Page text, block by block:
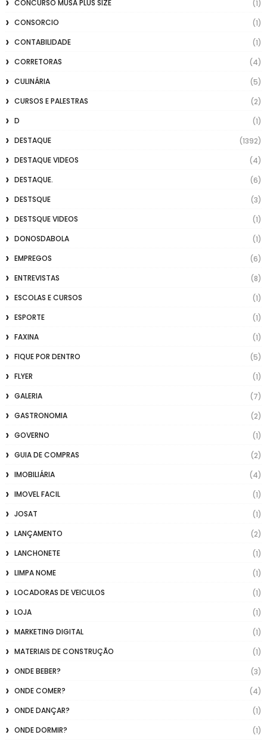
CONCURSO MUSA PLUS SIZE
(1)
CONSORCIO
(1)
CONTABILIDADE
(1)
CORRETORAS
(4)
CULINÁRIA
(5)
CURSOS E PALESTRAS
(2)
D
(1)
DESTAQUE
(1392)
DESTAQUE VIDEOS
(4)
DESTAQUE.
(6)
DESTSQUE
(3)
DESTSQUE VIDEOS
(1)
DONOSDABOLA
(1)
EMPREGOS
(6)
ENTREVISTAS
(8)
ESCOLAS E CURSOS
(1)
ESPORTE
(1)
FAXINA
(1)
FIQUE POR DENTRO
(5)
FLYER
(1)
GALERIA
(7)
GASTRONOMIA
(2)
GOVERNO
(1)
GUIA DE COMPRAS
(2)
IMOBILIÁRIA
(4)
IMOVEL FACIL
(1)
JOSAT
(1)
LANÇAMENTO
(2)
LANCHONETE
(1)
LIMPA NOME
(1)
LOCADORAS DE VEICULOS
(1)
LOJA
(1)
MARKETING DIGITAL
(1)
MATERIAIS DE CONSTRUÇÃO
(1)
ONDE BEBER?
(3)
ONDE COMER?
(4)
ONDE DANÇAR?
(1)
ONDE DORMIR?
(1)